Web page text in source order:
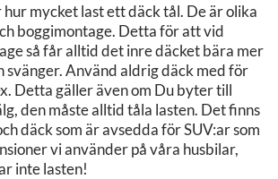
hur mycket last ett däck tål. De är olika
boggimontage. Detta för att vid
så får alltid det inre däcket bära mer
svänger. Använd aldrig däck med för
Detta gäller även om Du byter till
den måste alltid tåla lasten. Det finns
däck som är avsedda för SUV:ar som
vi använder på våra husbilar,
inte lasten!